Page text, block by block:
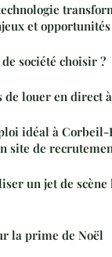
et opportunités
société choisir ?
de louer en direct
idéal à Corbeil-
site de
un jet de scène
la prime de Noël